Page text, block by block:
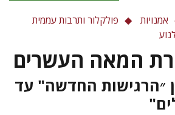
אמנויות
פולקלור ותרבות עממית
המאה העשרים
״הרגישות החדשה" עד